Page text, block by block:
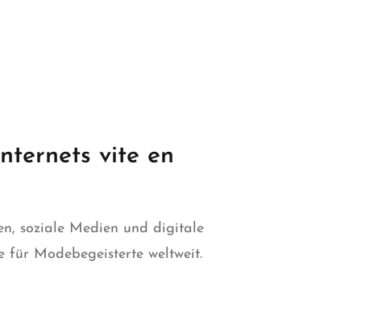
vite en
soziale Medien und digitale
für Modebegeisterte weltweit.